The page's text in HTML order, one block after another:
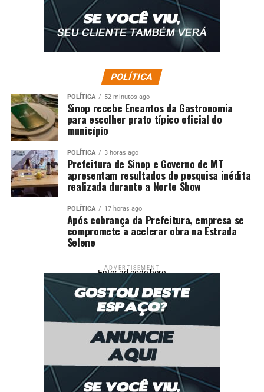
POLÍTICA
POLÍTICA 52 minutos ago
Sinop recebe Encantos da Gastronomia
para escolher prato típico oficial do
município
POLÍTICA 3 horas ago
Prefeitura de Sinop e Governo de MT
apresentam resultados de pesquisa inédita
realizada durante a Norte Show
POLÍTICA 17 horas ago
Após cobrança da Prefeitura, empresa se
compromete a acelerar obra na Estrada
Selene
ADVERTISEMENT
Enter ad code here